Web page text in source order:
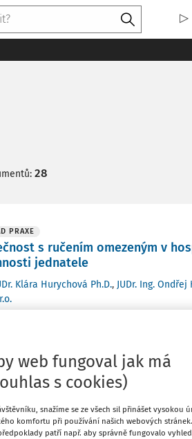
28
PRAXE
s ručením omezeným v
jednatele
Klára Hurychová Ph.D., JUDr. Ing.
si přiblížíme, jaké povinnosti vznikají
PRAXE
základního kapitálu
Klára Hurychová Ph.D.,EY Law
web fungoval jak má
s cookies)
snažíme se ze všech sil přinášet vysokou
komfortu při používání našich webových
patří např. aby správně fungovalo